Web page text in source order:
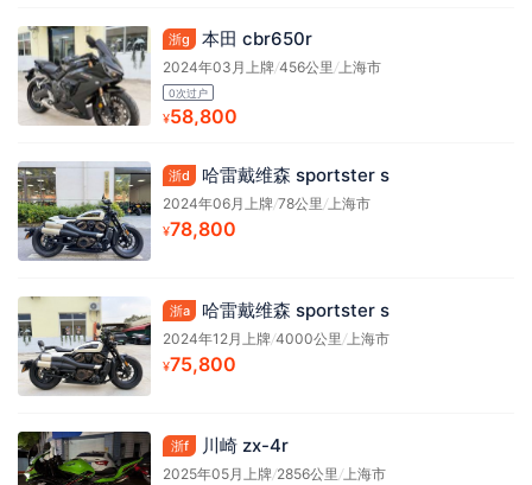
浙g 本田 cbr650r
2024年03月上牌/456公里/上海市
0次过户
¥58,800
浙d 哈雷戴维森 sportster s
2024年06月上牌/78公里/上海市
¥78,800
浙a 哈雷戴维森 sportster s
2024年12月上牌/4000公里/上海市
¥75,800
浙f 川崎 zx-4r
2025年05月上牌/2856公里/上海市